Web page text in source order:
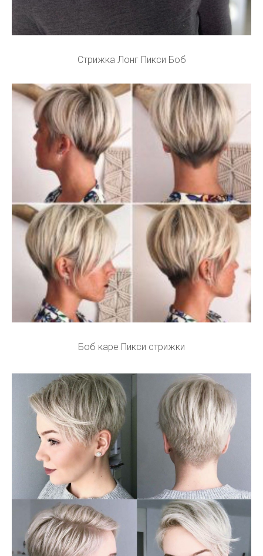
Стрижка Лонг Пикси Боб
Боб каре Пикси стрижки